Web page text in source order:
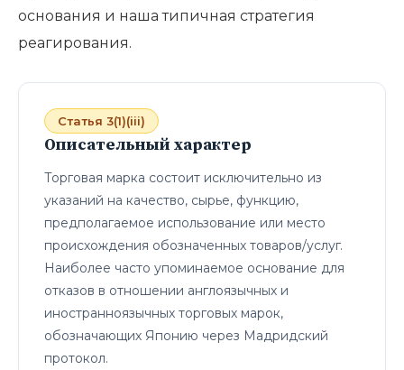
основания и наша типичная стратегия
реагирования.
Статья 3(1)(iii)
Описательный характер
Торговая марка состоит исключительно из
указаний на качество, сырье, функцию,
предполагаемое использование или место
происхождения обозначенных товаров/услуг.
Наиболее часто упоминаемое основание для
отказов в отношении англоязычных и
иностранноязычных торговых марок,
обозначающих Японию через Мадридский
протокол.